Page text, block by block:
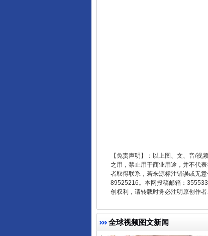
【免责声明】：以上图、文、音/
之用，禁止用于商业用途，并不代
者取得联系，若来源标注错误或无
89525216。本网投稿邮箱：
创权利，请转载时务必注明原创作者
全球视频图文新闻